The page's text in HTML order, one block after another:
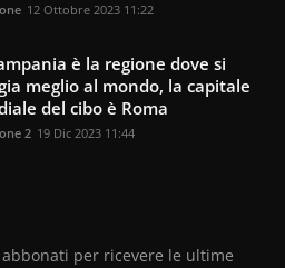
12 Ottobre 2023 11:22
è la regione dove si
meglio al mondo, la capitale
del cibo è Roma
2 19 Dic 2023 11:44
per ricevere le ultime